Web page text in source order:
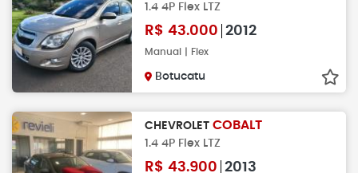
1.4 4P Flex LTZ
R$ 43.000 2012
Manual | Flex
Botucatu
CHEVROLET COBALT
1.4 4P Flex LTZ
R$ 43.900 2013